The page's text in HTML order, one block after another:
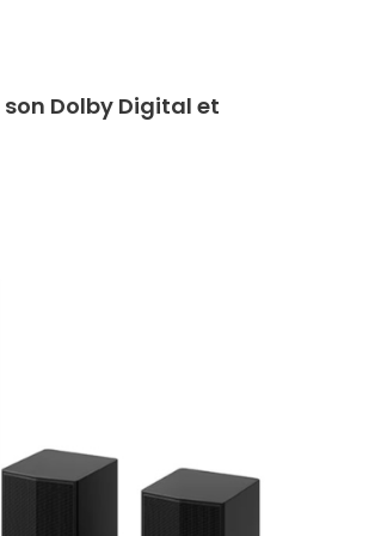
son Dolby Digital et